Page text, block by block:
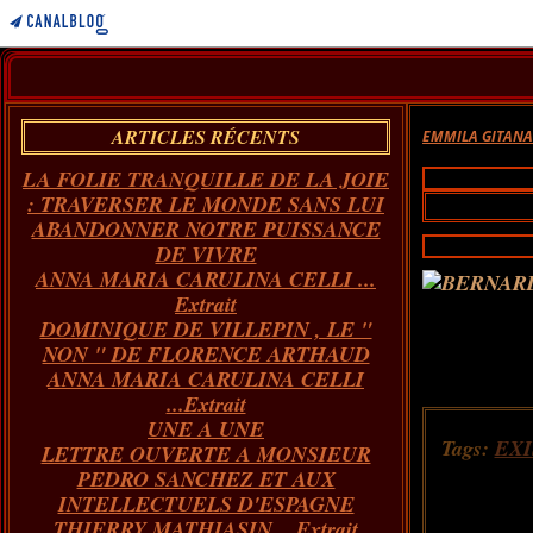
ARTICLES RÉCENTS
LA FOLIE TRANQUILLE DE LA JOIE
: TRAVERSER LE MONDE SANS LUI
ABANDONNER NOTRE PUISSANCE
DE VIVRE
ANNA MARIA CARULINA CELLI ...
Extrait
DOMINIQUE DE VILLEPIN , LE "
NON " DE FLORENCE ARTHAUD
ANNA MARIA CARULINA CELLI
...Extrait
UNE A UNE
LETTRE OUVERTE A MONSIEUR
PEDRO SANCHEZ ET AUX
INTELLECTUELS D'ESPAGNE
EMMILA GITANA
Tags: